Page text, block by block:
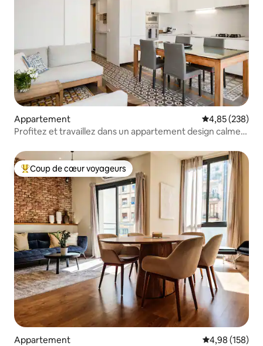
Appartement Évaluation
4,85 (238)
Profitez et travaillez dans un appartement design calme
Coups de cœur voyageurs les plus appréciés
Coup de cœur voyageurs
Appartement Évaluation
4,98 (158)